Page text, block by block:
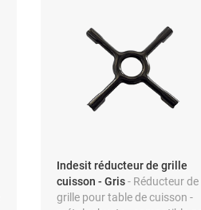
Indesit réducteur de grille
cuisson - Gris- Réducteur de
grille pour table de cuisson -